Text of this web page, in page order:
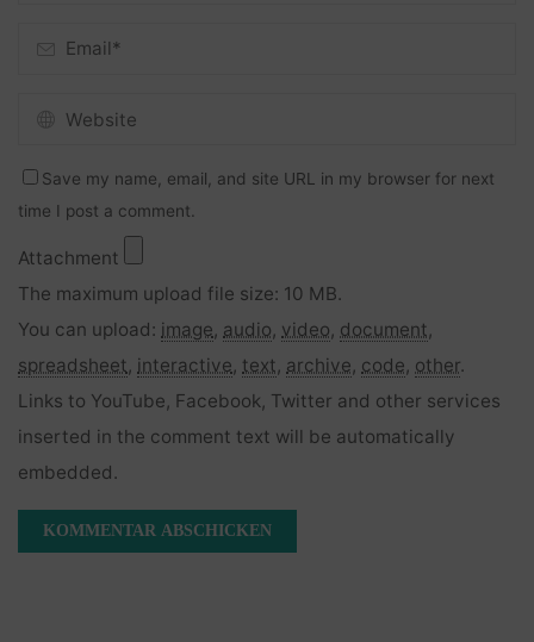
Save my name, email, and site URL in my browser for next
time I post a comment.
Attachment
The maximum upload file size: 10 MB.
You can upload: image, audio, video, document,
spreadsheet, interactive, text, archive, code, other.
Links to YouTube, Facebook, Twitter and other services
inserted in the comment text will be automatically
embedded.